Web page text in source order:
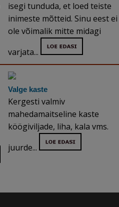
isegi tunduda, et loed teiste
inimeste mõtteid. Sinu eest ei
ole võimalik mitte midagi
varjata...
Valge kaste
Kergesti valmiv
mahedamaitseline kaste
köögiviljade, liha, kala vms.
juurde...